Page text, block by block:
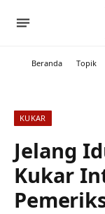
Beranda Topik
KUKAR
Jelang
Kukar